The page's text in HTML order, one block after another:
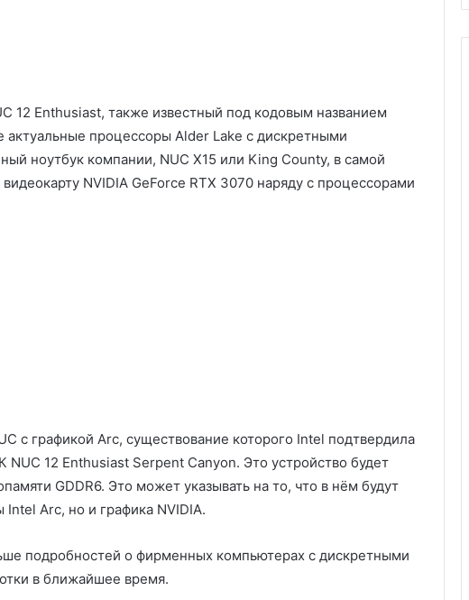
12 Enthusiast, также известный под кодовым названием
актуальные процессоры Alder Lake с дискретными
ноутбук компании, NUC X15 или King County, в самой
NVIDIA GeForce RTX 3070 наряду с процессорами
с графикой Arc, существование которого Intel подтвердила
NUC 12 Enthusiast Serpent Canyon. Это устройство будет
GDDR6. Это может указывать на то, что в нём будут
Arc, но и графика NVIDIA.
подробностей о фирменных компьютерах с дискретными
в ближайшее время.